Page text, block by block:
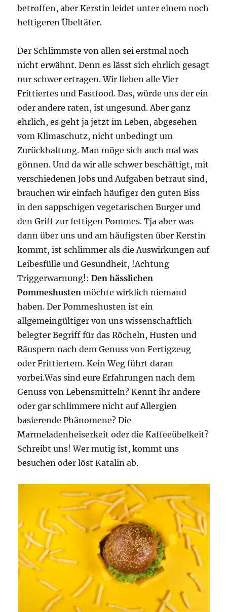
betroffen, aber Kerstin leidet unter einem noch
heftigeren Übeltäter.
Der Schlimmste von allen sei erstmal noch
nicht erwähnt. Denn es lässt sich ehrlich gesagt
nur schwer ertragen. Wir lieben alle Vier
Frittiertes und Fastfood. Das, würde uns der ein
oder andere raten, ist ungesund. Aber ganz
ehrlich, es geht ja jetzt im Leben, abgesehen
vom Klimaschutz, nicht unbedingt um
Zurückhaltung. Man möge sich auch mal was
gönnen. Und da wir alle schwer beschäftigt, mit
verschiedenen Jobs und Aufgaben betraut sind,
brauchen wir einfach häufiger den guten Biss
in den sappschigen vegetarischen Burger und
den Griff zur fettigen Pommes. Tja aber was
dann über uns und am häufigsten über Kerstin
kommt, ist schlimmer als die Auswirkungen auf
Leibesfülle und Gesundheit, !Achtung
Triggerwarnung!:Den hässlichen
Pommeshustenmöchte wirklich niemand
haben. Der Pommeshusten ist ein
allgemeingültiger von uns wissenschaftlich
belegter Begriff für das Röcheln, Husten und
Räuspern nach dem Genuss von Fertigzeug
oder Frittiertem. Kein Weg führt daran
vorbei.Was sind eure Erfahrungen nach dem
Genuss von Lebensmitteln? Kennt ihr andere
oder gar schlimmere nicht auf Allergien
basierende Phänomene? Die
Marmeladenheiserkeit oder die Kaffeeübelkeit?
Schreibt uns! Wer mutig ist, kommt uns
besuchen oder löst Katalin ab.